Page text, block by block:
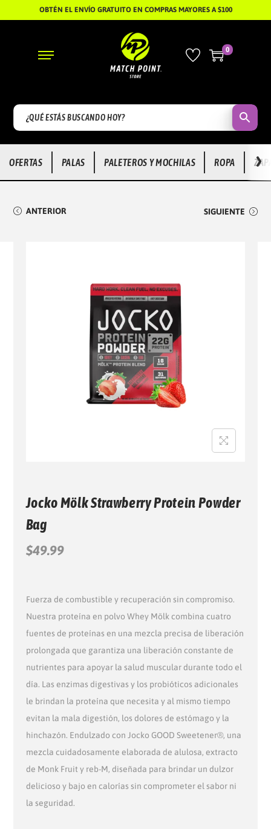
OBTÉN EL ENVÍO GRATUITO EN COMPRAS MAYORES A $100
S
A
A
R
A
L
G
A
I
Ó
N
S
A
A
R
A
L
N
I
O
0
OFERTAS PALAS PALETEROS Y MOCHILAS ROPA ›
ANTERIOR SIGUIENTE
Jocko Mölk Strawberry Protein Powder
Bag
$49.99
Fuerza de combustible y recuperación sin compromiso.
Nuestra proteína en polvo Whey Mölk combina cuatro
fuentes de proteínas en una mezcla precisa de liberación
prolongada que garantiza una liberación constante de
nutrientes para apoyar la salud muscular durante todo el
día. Las enzimas digestivas y los probióticos adicionales
le brindan la proteína que necesita y al mismo tiempo
evitan la mala digestión, los dolores de estómago y la
hinchazón. Endulzado con Jocko GOOD Sweetener®, una
mezcla cuidadosamente elaborada de alulosa, extracto
de Monk Fruit y reb-M, diseñada para brindar un dulzor
delicioso y bajo en calorías sin comprometer el sabor ni
la seguridad.